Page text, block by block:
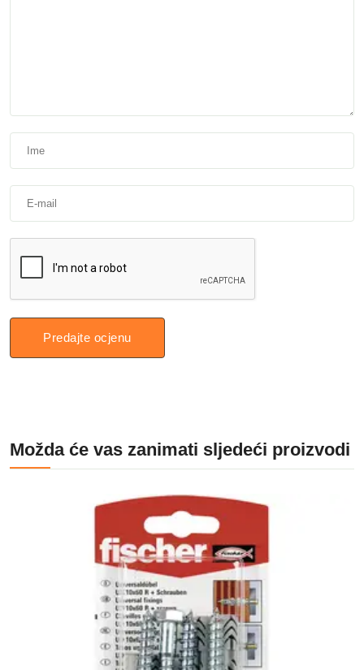
Predajte ocjenu
Možda će vas zanimati sljedeći proizvodi